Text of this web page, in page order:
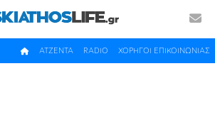
ΧΟΡΗΓΟΙ ΕΠΙΚΟΙΝΩΝΙΑΣ
RADIO
ΑΤΖΕΝΤΑ